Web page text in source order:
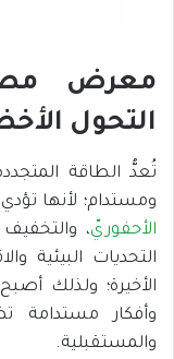
معرض
التحول
تُعدُّ الطاقة
ومستدام؛ لأنها
الأحفوريّ، والتخفيف
التحديات البيئية
الأخيرة؛ ولذلك
وأفكار مستدامة
والمستقبلية.